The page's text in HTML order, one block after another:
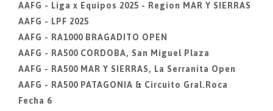
AAFG - Liga x Equipos 2025 - Region MAR Y SIERRAS
AAFG - LPF 2025
AAFG - RA1000 BRAGADITO OPEN
AAFG - RA500 CORDOBA, San Miguel Plaza
AAFG - RA500 MAR Y SIERRAS, La Serranita Open
AAFG - RA500 PATAGONIA & Circuito Gral.Roca
Fecha 6